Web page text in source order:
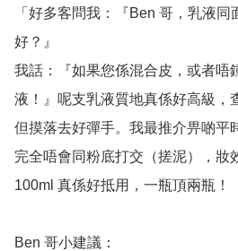
「好多客問我：『Ben 哥，乳液
好？』
我話：『如果您係混合皮，或者唔
液！』呢支乳液質地真係好高級，
但摸落去好彈手。我最推介畀啲平
完全唔會同粉底打交（搓泥），妝
100ml 真係好抵用，一瓶頂兩瓶！
Ben 哥小建議：